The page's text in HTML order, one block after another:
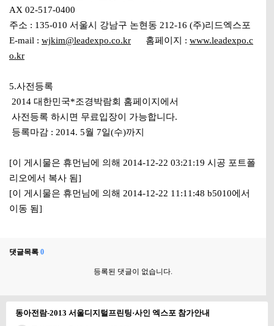
AX 02-517-0400
주소 : 135-010 서울시 강남구 논현동 212-16 (주)리드엑스포
E-mail : wjkim@leadexpo.co.kr 홈페이지 : www.leadexpo.c
o.kr
5.사전등록
2014 대한민국*조경박람회 홈페이지에서
사전등록 하시면 무료입장이 가능합니다.
등록마감 : 2014. 5월 7일(수)까지
[이 게시물은 휴먼님에 의해 2014-12-22 03:21:19 시공 포트폴
리오에서 복사 됨]
[이 게시물은 휴먼님에 의해 2014-12-22 11:11:48 b5010에서
이동 됨]
댓글목록 0
등록된 댓글이 없습니다.
동아전람-2013 서울디지털프린팅·사인 엑스포 참가안내